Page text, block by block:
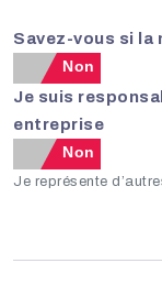
Savez-vous si
Non
Je suis
entreprise
Non
Je représente